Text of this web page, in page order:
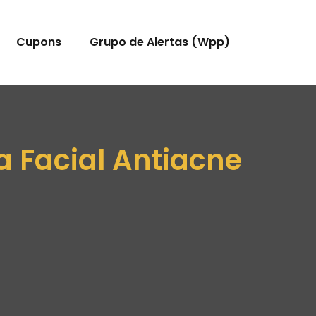
Cupons Grupo de Alertas (Wpp)
Facial Antiacne